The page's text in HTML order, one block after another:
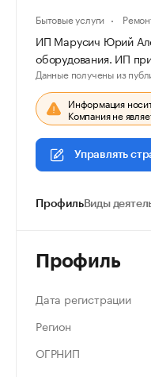
Бытовые услуги
ИП Марусич Юрий
оборудования. ИП
Данные получены из
Информация
Компания не
Управлять
ПрофильВиды
Профиль
Дата регистрации
Регион
ОГРНИП